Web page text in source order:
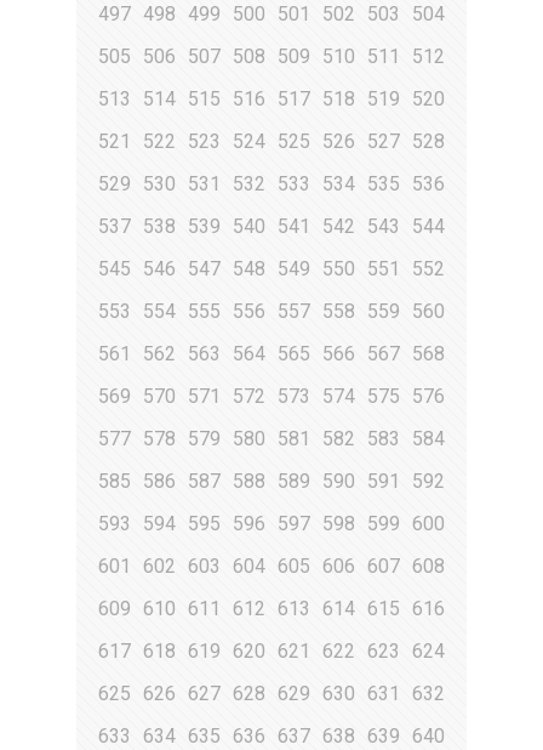
497 498 499 500 501 502 503
504
505
506 507 508 509 510 511
512
513
514 515 516 517 518 519
520
521
522 523 524 525 526 527 528
529
530 531 532 533 534 535
536
537 538 539 540 541 542 543
544
545
546 547 548 549 550 551
552
553
554 555 556 557 558 559
560
561
562 563 564 565 566 567 568
569
570 571 572 573 574 575
576
577 578 579 580 581 582 583
584
585
586 587 588 589 590 591
592
593
594 595 596 597 598 599
600
601
602 603 604 605 606 607 608
609
610 611 612 613 614 615
616
617 618 619 620 621 622 623
624
625
626 627 628 629 630 631
632
633
634 635 636 637 638 639 640